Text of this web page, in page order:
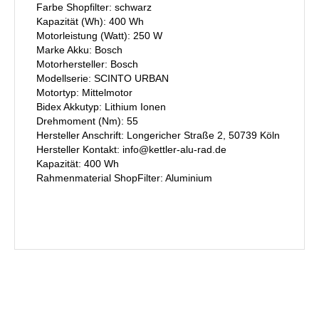
Farbe Shopfilter: schwarz
Kapazität (Wh): 400 Wh
Motorleistung (Watt): 250 W
Marke Akku: Bosch
Motorhersteller: Bosch
Modellserie: SCINTO URBAN
Motortyp: Mittelmotor
Bidex Akkutyp: Lithium Ionen
Drehmoment (Nm): 55
Hersteller Anschrift: Longericher Straße 2, 50739 Köln
Hersteller Kontakt: info@kettler-alu-rad.de
Kapazität: 400 Wh
Rahmenmaterial ShopFilter: Aluminium